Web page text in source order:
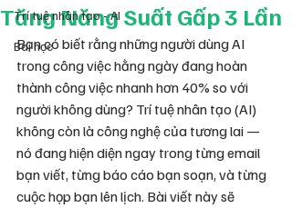
Trí tuệ nhân tạo - AI
Bài học
Tăng Năng Suất Gấp 3 Lần
Bạn có biết rằng những người dùng AI
trong công việc hằng ngày đang hoàn
thành công việc nhanh hơn 40% so với
người không dùng? Trí tuệ nhân tạo (AI)
không còn là công nghệ của tương lai —
nó đang hiện diện ngay trong từng email
bạn viết, từng báo cáo bạn soạn, và từng
cuộc họp bạn lên lịch. Bài viết này sẽ